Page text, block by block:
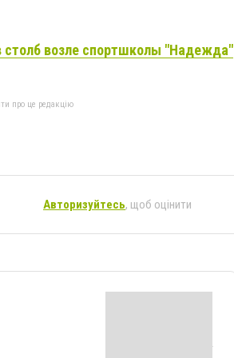
столб возле спортшколы "Надежда"
про це редакцію
Авторизуйтесь, щоб оцінити